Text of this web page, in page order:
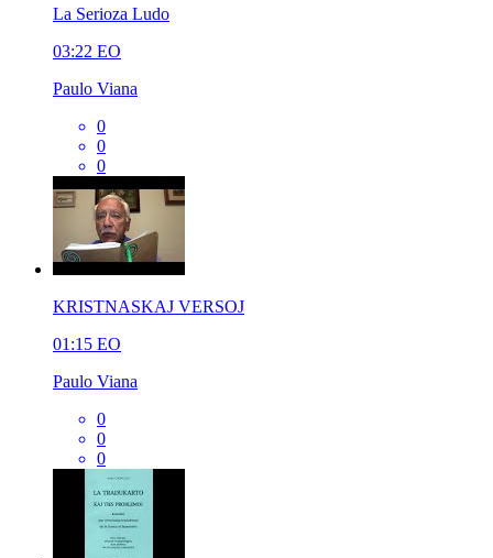
La Serioza Ludo
03:22 EO
Paulo Viana
0
0
0
KRISTNASKAJ VERSOJ
01:15 EO
Paulo Viana
0
0
0